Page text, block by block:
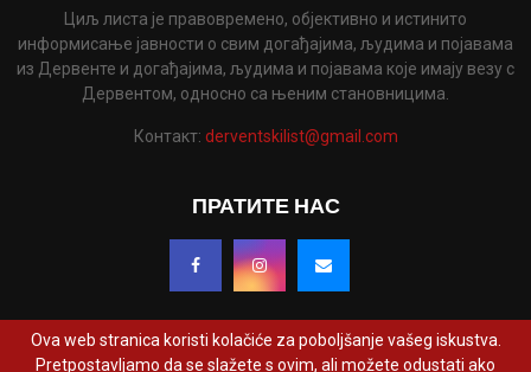
Циљ листа је правовремено, објективно и истинито
информисање јавности о свим догађајима, људима и појавама
из Дервенте и догађајима, људима и појавама које имају везу с
Дервентом, односно са њеним становницима.
Контакт: derventskilist@gmail.com
ПРАТИТЕ НАС
Ova web stranica koristi kolačiće za poboljšanje vašeg iskustva.
Pretpostavljamo da se slažete s ovim, ali možete odustati ako